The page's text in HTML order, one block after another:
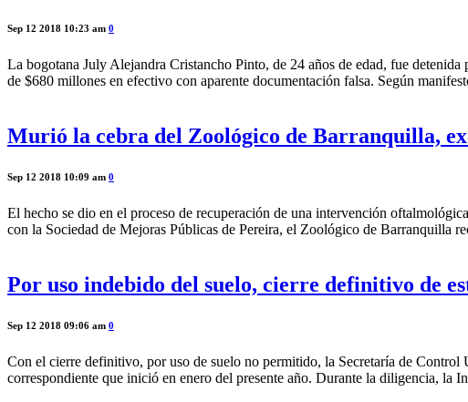
Sep 12 2018 10:23 am 0
La bogotana July Alejandra Cristancho Pinto, de 24 años de edad, fue
de $680 millones en efectivo con aparente documentación falsa. Según
Murió la cebra del Zoológico de Barranquilla,
Sep 12 2018 10:09 am 0
El hecho se dio en el proceso de recuperación de una intervención
con la Sociedad de Mejoras Públicas de Pereira, el Zoológico de Barranquilla
Por uso indebido del suelo, cierre definitivo de
Sep 12 2018 09:06 am 0
Con el cierre definitivo, por uso de suelo no permitido, la Secretaría de
correspondiente que inició en enero del presente año. Durante la diligencia, la